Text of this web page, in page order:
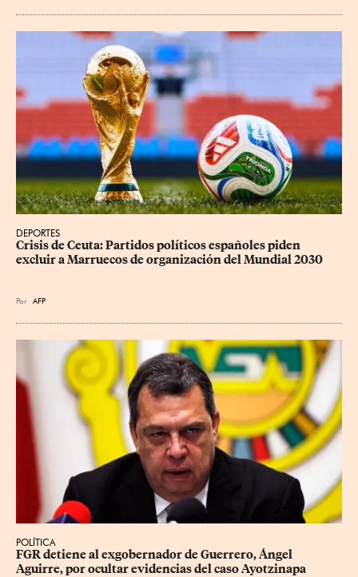
DEPORTES
Crisis de Ceuta: Partidos políticos españoles piden
excluir a Marruecos de organización del Mundial 2030
Por AFP
POLÍTICA
FGR detiene al exgobernador de Guerrero, Ángel
Aguirre, por ocultar evidencias del caso Ayotzinapa